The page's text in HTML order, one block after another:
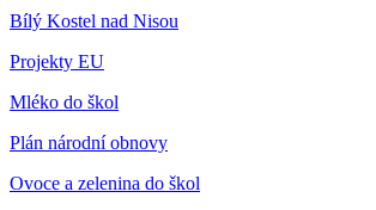
Bílý Kostel nad Nisou
Projekty EU
Mléko do škol
Plán národní obnovy
Ovoce a zelenina do škol